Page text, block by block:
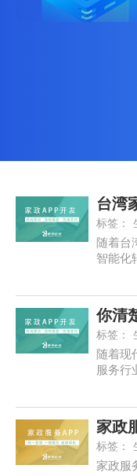
标签：
随着台
智能化
标签：
随着现
服务行
家政
标签：
家政服